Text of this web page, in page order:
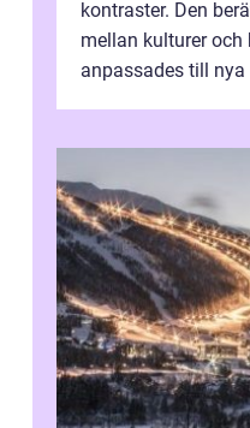
kontraster. Den
mellan kulturer och
anpassades till